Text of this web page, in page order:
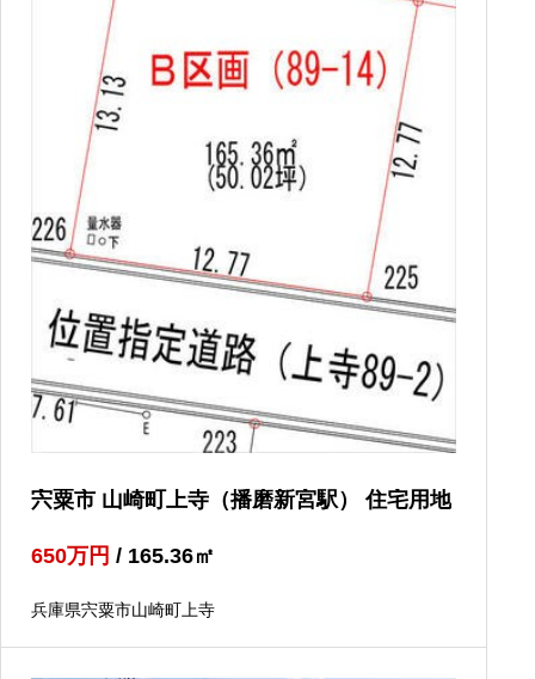
宍粟市 山崎町上寺（播磨新宮駅） 住宅用地
650万円 / 165.36㎡
兵庫県宍粟市山崎町上寺